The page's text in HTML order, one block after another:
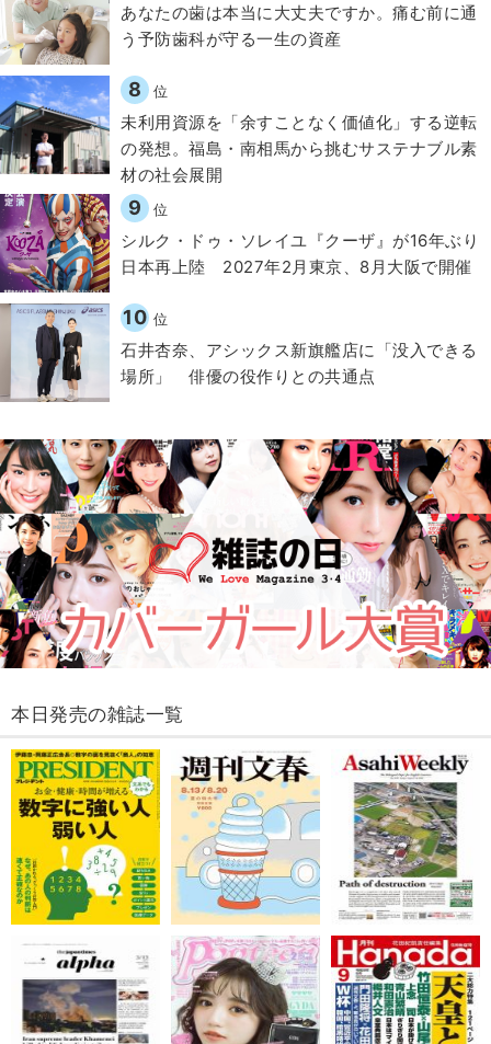
​あなたの歯は本当に大丈夫ですか。痛む前に通
う予防歯科が守る一生の資産
8 位
​​未利用資源を「余すことなく価値化」する逆転
の発想。福島・南相馬から挑むサステナブル素
材の社会展開​
9 位
シルク・ドゥ・ソレイユ『クーザ』が16年ぶり
日本再上陸 2027年2月東京、8月大阪で開催
10 位
石井杏奈、アシックス新旗艦店に「没入できる
場所」 俳優の役作りとの共通点
本日発売の雑誌一覧